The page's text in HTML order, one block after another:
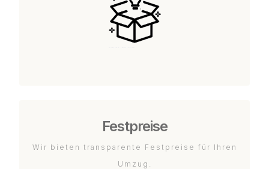
Festpreise
Wir bieten transparente Festpreise für Ihren
Umzug.